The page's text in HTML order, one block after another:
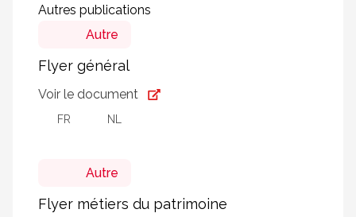
Autres publications
Autre
Flyer général
Voir le document
FR NL
Autre
Flyer métiers du patrimoine